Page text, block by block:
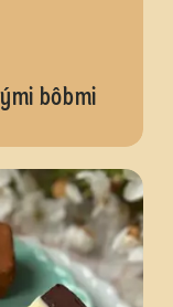
bôbmi